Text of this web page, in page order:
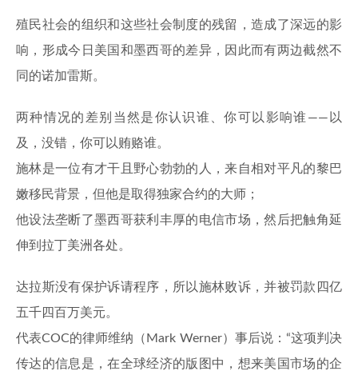
殖民社会的组织和这些社会制度的残留，造成了深远的影
响，形成今日美国和墨西哥的差异，因此而有两边截然不
同的诺加雷斯。
两种情况的差别当然是你认识谁、你可以影响谁——以
及，没错，你可以贿赂谁。
施林是一位有才干且野心勃勃的人，来自相对平凡的黎巴
嫩移民背景，但他是取得独家合约的大师；
他设法垄断了墨西哥获利丰厚的电信市场，然后把触角延
伸到拉丁美洲各处。
达拉斯没有保护诉请程序，所以施林败诉，并被罚款四亿
五千四百万美元。
代表COC的律师维纳（Mark Werner）事后说：“这项判决
传达的信息是，在全球经济的版图中，想来美国市场的企